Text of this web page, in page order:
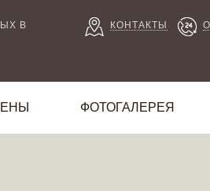
В КОНТАКТЫ
ФОТОГАЛЕРЕЯ